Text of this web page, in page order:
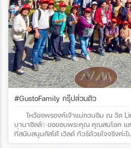
#GustoFamily กรุ๊ปส่วนตัว
ไหว้ขอพรองค์เจ้าแม่กวนอิม ณ วัด
บานาฮิลล์✨ขอขอบพระคุณ คุณสมโชค แ
ที่สนับสนุนกัสโต้ เวิลด์ ทัวร์ด้วยใจจริงค่ะ
BANAHILLS ปังปุริเย่ 4D3N